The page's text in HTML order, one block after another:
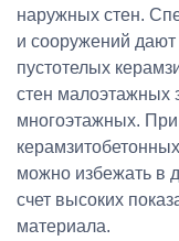
наружных стен.
и сооружений
пустотелых
стен малоэтажных
многоэтажных.
можно избежать в
счет высоких
материала.